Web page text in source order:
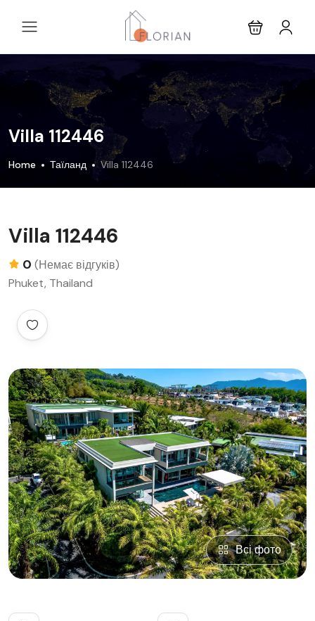
Villa 112446
Home Таїланд Villa 112446
Villa 112446
0 (Немає відгуків)
Phuket, Thailand
Всі фото